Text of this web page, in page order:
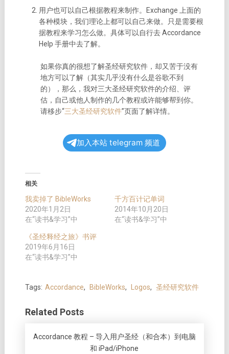
用户也可以自己根据教程来制作。Exchange 上面的
各种模块，我们理论上都可以自己来做。只是需要根
据教程来学习怎么做。具体可以自行去 Accordance
Help 手册中去了解。
如果你真的很想了解圣经研究软件，却又苦于没有
地方可以了解（其实几乎没有什么是谷歌不到
的），那么，我对三大圣经研究软件的介绍、评
估，自己或他人制作的几个教程或许能够帮到你。
请移步“三大圣经研究软件”页面了解详情。
加入本站 telegram 频道
相关
我卖掉了 BibleWorks
2020年1月2日
在“读书&学习”中
千方百计记单词
2014年10月20日
在“读书&学习”中
《圣经释经之旅》书评
2019年6月16日
在“读书&学习”中
Tags: Accordance, BibleWorks, Logos, 圣经研究软件
Related Posts
Accordance 教程 – 导入用户圣经（和合本）到电脑
和 iPad/iPhone